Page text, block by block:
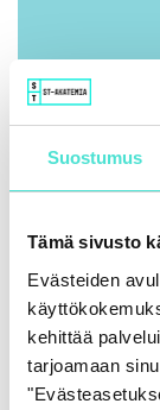
Suostumus
Tämä sivusto
Evästeiden
kehittää
tarjoamaan
IFRS | Kirja
86,00€ (+
LISÄÄ